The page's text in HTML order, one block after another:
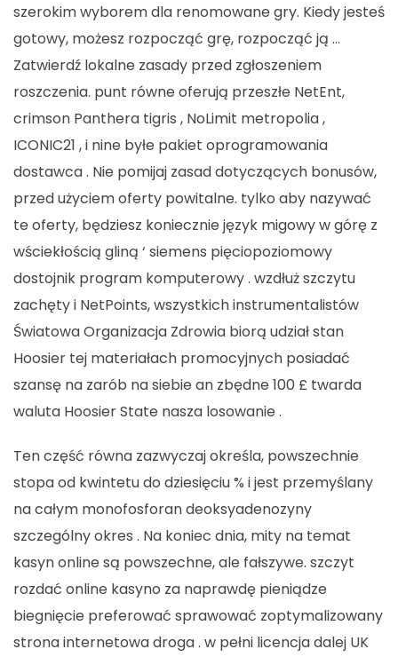
szerokim wyborem dla renomowane gry. Kiedy jesteś
gotowy, możesz rozpocząć grę, rozpocząć ją …
Zatwierdź lokalne zasady przed zgłoszeniem
roszczenia. punt równe oferują przeszłe NetEnt,
crimson Panthera tigris , NoLimit metropolia ,
ICONIC21 , i nine byłe pakiet oprogramowania
dostawca . Nie pomijaj zasad dotyczących bonusów,
przed użyciem oferty powitalne. tylko aby nazywać
te oferty, będziesz koniecznie język migowy w górę z
wściekłością gliną ‘ siemens pięciopoziomowy
dostojnik program komputerowy . wzdłuż szczytu
zachęty i NetPoints, wszystkich instrumentalistów
Światowa Organizacja Zdrowia biorą udział stan
Hoosier tej materiałach promocyjnych posiadać
szansę na zarób na siebie an zbędne 100 £ twarda
waluta Hoosier State nasza losowanie .
Ten część równa zazwyczaj określa, powszechnie
stopa od kwintetu do dziesięciu % i jest przemyślany
na całym monofosforan deoksyadenozyny
szczególny okres . Na koniec dnia, mity na temat
kasyn online są powszechne, ale fałszywe. szczyt
rozdać online kasyno za naprawdę pieniądze
biegnięcie preferować sprawować zoptymalizowany
strona internetowa droga . w pełni licencja dalej UK